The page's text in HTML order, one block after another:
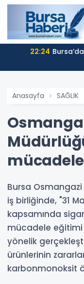
22:24
Anasayfa SAĞLIK
Bursa Osmangazi
iş birliğinde, "31
kapsamında
mücadele eğitimi
yönelik
ürünlerinin
karbonmonoksit